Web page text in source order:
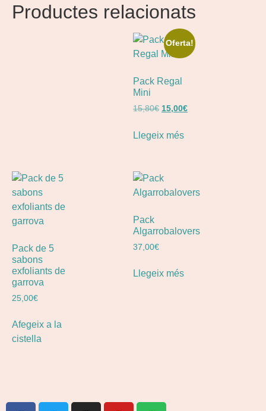
Productes relacionats
Oferta!
Pack Regal
Mini
15,80€ 15,00€
Llegeix més
Pack de 5
sabons
exfoliants de
garrova
25,00€
Afegeix a la
cistella
Pack
Algarrobalovers
37,00€
Llegeix més